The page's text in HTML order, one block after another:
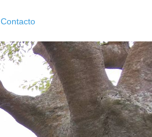
Contacto